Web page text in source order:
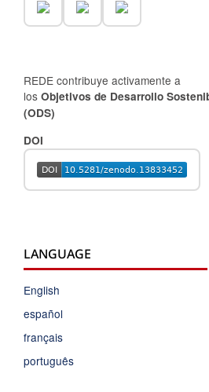
REDE contribuye activamente a
los Objetivos de Desarrollo
(ODS)
DOI
LANGUAGE
English
español
français
português